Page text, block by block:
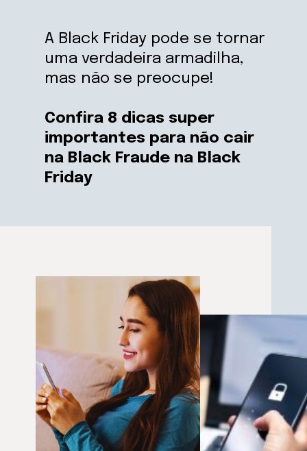
A Black Friday pode se tornar
uma verdadeira armadilha,
mas não se preocupe!
Confira 8 dicas super
importantes para não cair
na Black Fraude na Black
Friday